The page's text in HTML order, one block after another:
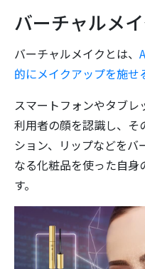
バーチャルメ
バーチャルメイクとは、
的にメイクアップを施せ
スマートフォンやタブレ
利用者の顔を認識し、そ
ション、リップなどを
なる化粧品を使った自身
す。